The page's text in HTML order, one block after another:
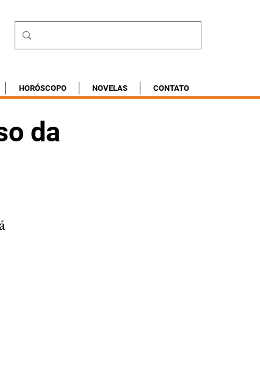
HORÓSCOPO NOVELAS CONTATO
da